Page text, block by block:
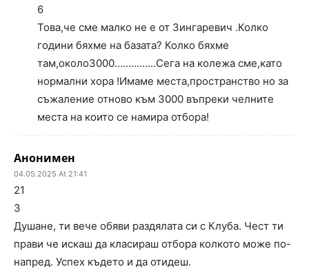
6
Това,че сме малко не е от Зингаревич .Колко
години бяхме на базата? Колко бяхме
там,около3000……………Сега на колежа сме,като
нормални хора !Имаме места,пространство но за
съжаление отново към 3000 въпреки челните
места на които се намира отбора!
Анонимен
04.05.2025 At 21:41
21
3
Душане, ти вече обяви раздялата си с Клуба. Чест ти
прави че искаш да класираш отбора колкото може по-
напред. Успех където и да отидеш.